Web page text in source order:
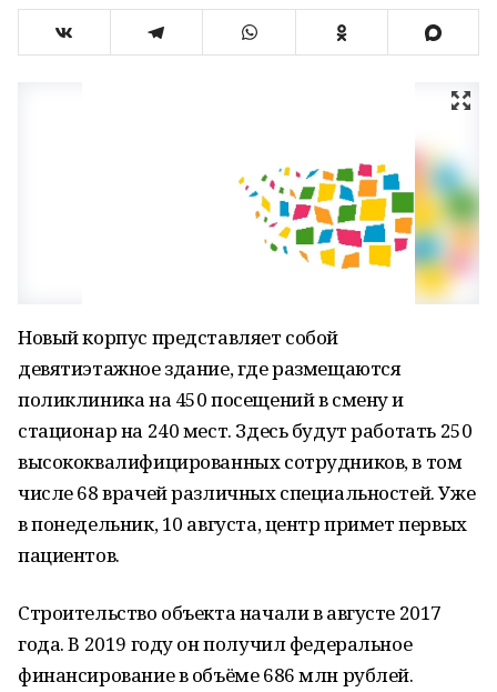
Новый корпус представляет собой
девятиэтажное здание, где размещаются
поликлиника на 450 посещений в смену и
стационар на 240 мест. Здесь будут работать 250
высококвалифицированных сотрудников, в том
числе 68 врачей различных специальностей. Уже
в понедельник, 10 августа, центр примет первых
пациентов.
Строительство объекта начали в августе 2017
года. В 2019 году он получил федеральное
финансирование в объёме 686 млн рублей.